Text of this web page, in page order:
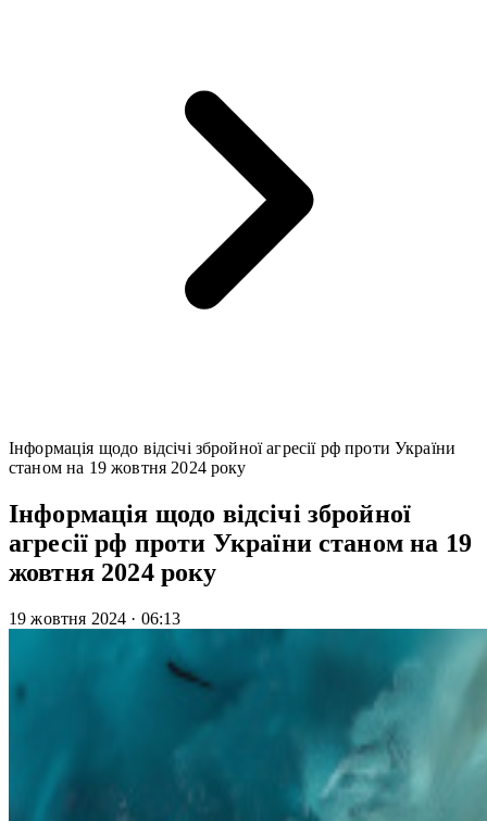
Інформація щодо відсічі збройної агресії рф проти України
станом на 19 жовтня 2024 року
Інформація щодо відсічі збройної
агресії рф проти України станом на 19
жовтня 2024 року
19 жовтня 2024 · 06:13